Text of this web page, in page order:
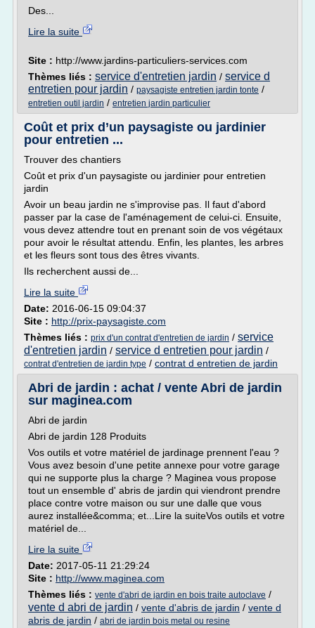
Des...
Lire la suite
Site : http://www.jardins-particuliers-services.com
Thèmes liés : service d'entretien jardin / service d
entretien pour jardin / paysagiste entretien jardin tonte /
entretien outil jardin / entretien jardin particulier
Coût et prix d’un paysagiste ou jardinier
pour entretien ...
Trouver des chantiers
Coût et prix d'un paysagiste ou jardinier pour entretien
jardin
Avoir un beau jardin ne s'improvise pas. Il faut d'abord
passer par la case de l'aménagement de celui-ci. Ensuite,
vous devez attendre tout en prenant soin de vos végétaux
pour avoir le résultat attendu. Enfin, les plantes, les arbres
et les fleurs sont tous des êtres vivants.
Ils recherchent aussi de...
Lire la suite
Date: 2016-06-15 09:04:37
Site : http://prix-paysagiste.com
Thèmes liés : prix d'un contrat d'entretien de jardin / service
d'entretien jardin / service d entretien pour jardin /
contrat d'entretien de jardin type / contrat d entretien de jardin
Abri de jardin : achat / vente Abri de jardin
sur maginea.com
Abri de jardin
Abri de jardin 128 Produits
Vos outils et votre matériel de jardinage prennent l'eau ?
Vous avez besoin d'une petite annexe pour votre garage
qui ne supporte plus la charge ? Maginea vous propose
tout un ensemble d' abris de jardin qui viendront prendre
place contre votre maison ou sur une dalle que vous
aurez installée&comma; et...Lire la suiteVos outils et votre
matériel de...
Lire la suite
Date: 2017-05-11 21:29:24
Site : http://www.maginea.com
Thèmes liés : vente d'abri de jardin en bois traite autoclave /
vente d abri de jardin / vente d'abris de jardin / vente d
abris de jardin / abri de jardin bois metal ou resine